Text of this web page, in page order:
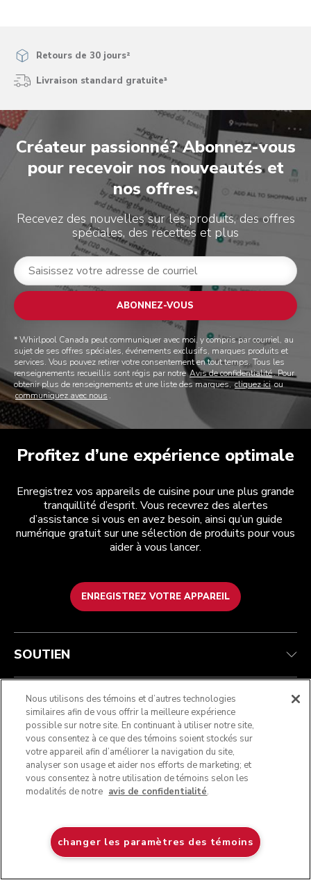
Bleuet
$ 629,99 AJOUTER AU PANIER
Retours de 30 jours²
Livraison standard gratuite³
Créateur passionné? Abonnez-vous
pour recevoir nos nouveautés et
nos offres.
Recevez des nouvelles sur les produits, des offres
spéciales, des recettes et plus
ABONNEZ-VOUS
* Whirlpool Canada peut communiquer avec moi, y compris par courriel, au
sujet de ses offres spéciales, événements exclusifs, marques produits et
services. Vous pouvez retirer votre consentement en tout temps. Tous les
renseignements recueillis sont régis par notreAvis de confidentialité. Pour
obtenir plus de renseignements et une liste des marques,cliquez iciou
communiquez avec nous .
Profitez d’une expérience optimale
Enregistrez vos appareils de cuisine pour une plus grande
tranquillité d’esprit. Vous recevrez des alertes
d’assistance si vous en avez besoin, ainsi qu’un guide
numérique gratuit sur une sélection de produits pour vous
aider à vous lancer.
ENREGISTREZ VOTRE APPAREIL
Service après-vente
Contactez-nous
Réparation autorisée
Résidents du Québec
Conditions d’utilisation
Retours et remboursements
Aide relative au produit
La marque
Affiliation
SOUTIEN
CONDITIONS DE LA BOUTIQUE EN LIGNE
À PROPOS DE KITCHENAID
NOUS ACCEPTONS
Connectez-vous avec nous
Nous utilisons des témoins et d’autres technologies
similaires afin de vous offrir la meilleure expérience
possible sur notre site. En continuant à utiliser notre site,
vous consentez à ce que des témoins soient stockés sur
votre appareil afin d’améliorer la navigation du site,
analyser son usage et aider nos efforts de marketing; et
vous consentez à notre utilisation de témoins selon les
modalités de notre avis de confidentialité.
changer les paramètres des témoins